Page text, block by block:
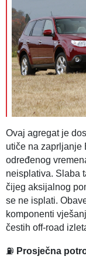
Ovaj agregat je
utiče na zaprljanje
određenog
neisplativa. Slaba
čijeg aksijalnog
se ne isplati.
komponenti
čestih off-road
⛽ Prosječna